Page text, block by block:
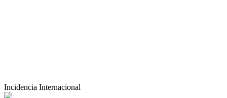
Incidencia Internacional